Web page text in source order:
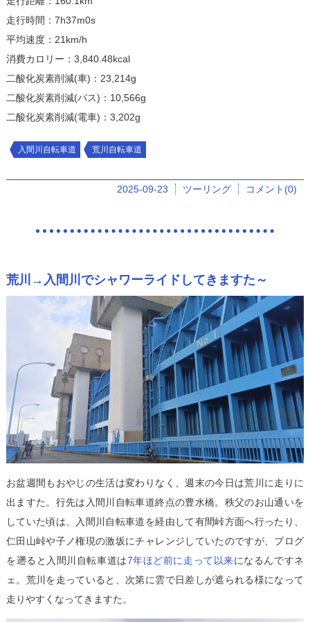
走行時間：7h37m0s
平均速度：21km/h
消費カロリー：3,840.48kcal
二酸化炭素削減(車)：23,214g
二酸化炭素削減(バス)：10,566g
二酸化炭素削減(電車)：3,202g
入間川自転車道 荒川自転車道
2025-09-23 ツーリング コメント(0)
荒川→入間川でシャワーライドしてきますた～
お盆週間もおやじの生活は変わりなく、週末の今日は荒川に走りに
出ますた。行先は入間川自転車道終点の豊水橋。秩父のお山通いを
していた頃は、入間川自転車道を経由して有間峠方面へ行ったり、
仁田山峠や子ノ権現の激坂にチャレンジしていたのですが、ブログ
を遡ると入間川自転車道は7年ほど前に走って以来になるんですネ
ェ。荒川を走っていると、次第に雲で日差しが遮られる様になって
走りやすくなってきますた。